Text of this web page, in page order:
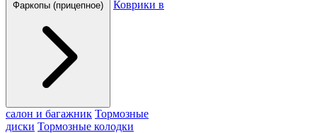
Фаркопы (прицепное) Коврики в
салон и багажник Тормозные
диски Тормозные колодки